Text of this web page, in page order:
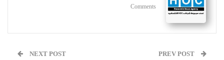
Comments
NEXT POST